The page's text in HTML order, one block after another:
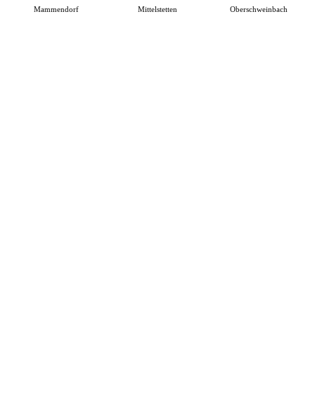
Mammendorf Mittelstetten Oberschweinbach